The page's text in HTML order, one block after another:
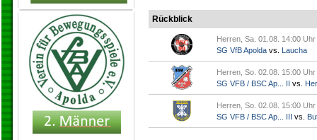
Rückblick
Herren, Sa. 01.08. 14:00 Uhr
SG VfB Apolda vs. Laucha
Herren, So. 02.08. 15:00 Uhr
SG VFB / BSC Ap... II vs.
Herren, So. 02.08. 15:00 Uhr
SG VFB / BSC Ap... III vs.